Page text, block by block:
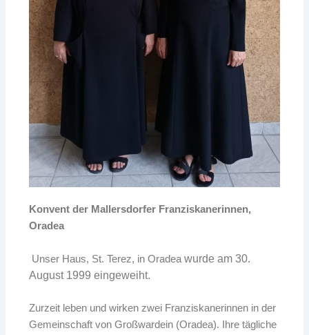
Konvent der Mallersdorfer Franziskanerinnen,
Oradea
Unser Haus, St. Terez, in Oradeawurde am 30.
August 1999eingeweiht.
Zurzeit leben und wirken zwei Franziskanerinnen in der
Gemeinschaft von Großwardein (Oradea). Ihre tägliche